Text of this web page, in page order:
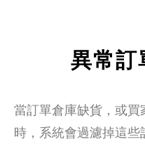
異常訂
當訂單倉庫缺貨，或買
時，系統會過濾掉這些